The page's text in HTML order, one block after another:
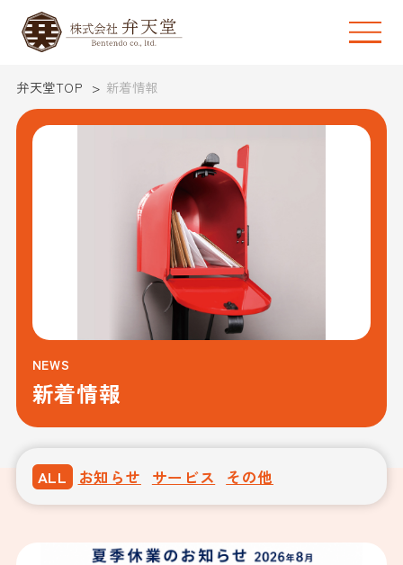
弁天堂TOP 新着情報
NEWS
新着情報
ALL お知らせ サービス その他